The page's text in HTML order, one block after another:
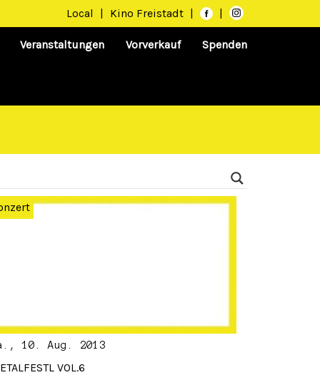
Local | Kino Freistadt | |
Veranstaltungen Vorverkauf Spenden
10. Aug. 2013
VOL.6